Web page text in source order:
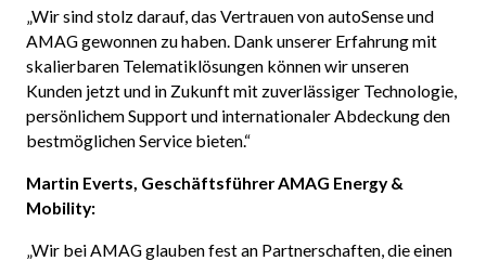
„Wir sind stolz darauf, das Vertrauen von autoSense und
AMAG gewonnen zu haben. Dank unserer Erfahrung mit
skalierbaren Telematiklösungen können wir unseren
Kunden jetzt und in Zukunft mit zuverlässiger Technologie,
persönlichem Support und internationaler Abdeckung den
bestmöglichen Service bieten.“
Martin Everts, Geschäftsführer AMAG Energy &
Mobility:
„Wir bei AMAG glauben fest an Partnerschaften, die einen